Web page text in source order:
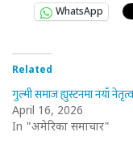
WhatsApp
Related
गुल्मी समाज ह्युस्टनमा नयाँ नेतृत्व
April 16, 2026
In "अमेरिका समाचार"